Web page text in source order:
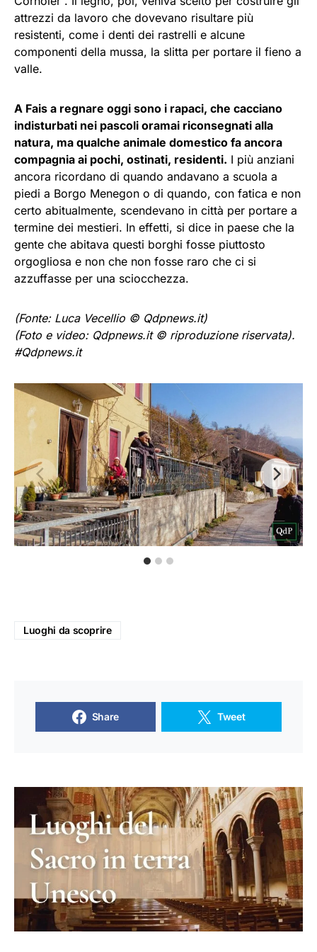
attrezzi da lavoro che dovevano risultare più
resistenti, come i denti dei rastrelli e alcune
componenti della mussa, la slitta per portare il fieno a
valle.
A Fais a regnare oggi sono i rapaci, che cacciano
indisturbati nei pascoli oramai riconsegnati alla
natura, ma qualche animale domestico fa ancora
compagnia ai pochi, ostinati, residenti. I più anziani
ancora ricordano di quando andavano a scuola a
piedi a Borgo Menegon o di quando, con fatica e non
certo abitualmente, scendevano in città per portare a
termine dei mestieri. In effetti, si dice in paese che la
gente che abitava questi borghi fosse piuttosto
orgogliosa e non che non fosse raro che ci si
azzuffasse per una sciocchezza.
(Fonte: Luca Vecellio © Qdpnews.it)
(Foto e video: Qdpnews.it © riproduzione riservata).
#Qdpnews.it
Luoghi da scoprire
Share Tweet